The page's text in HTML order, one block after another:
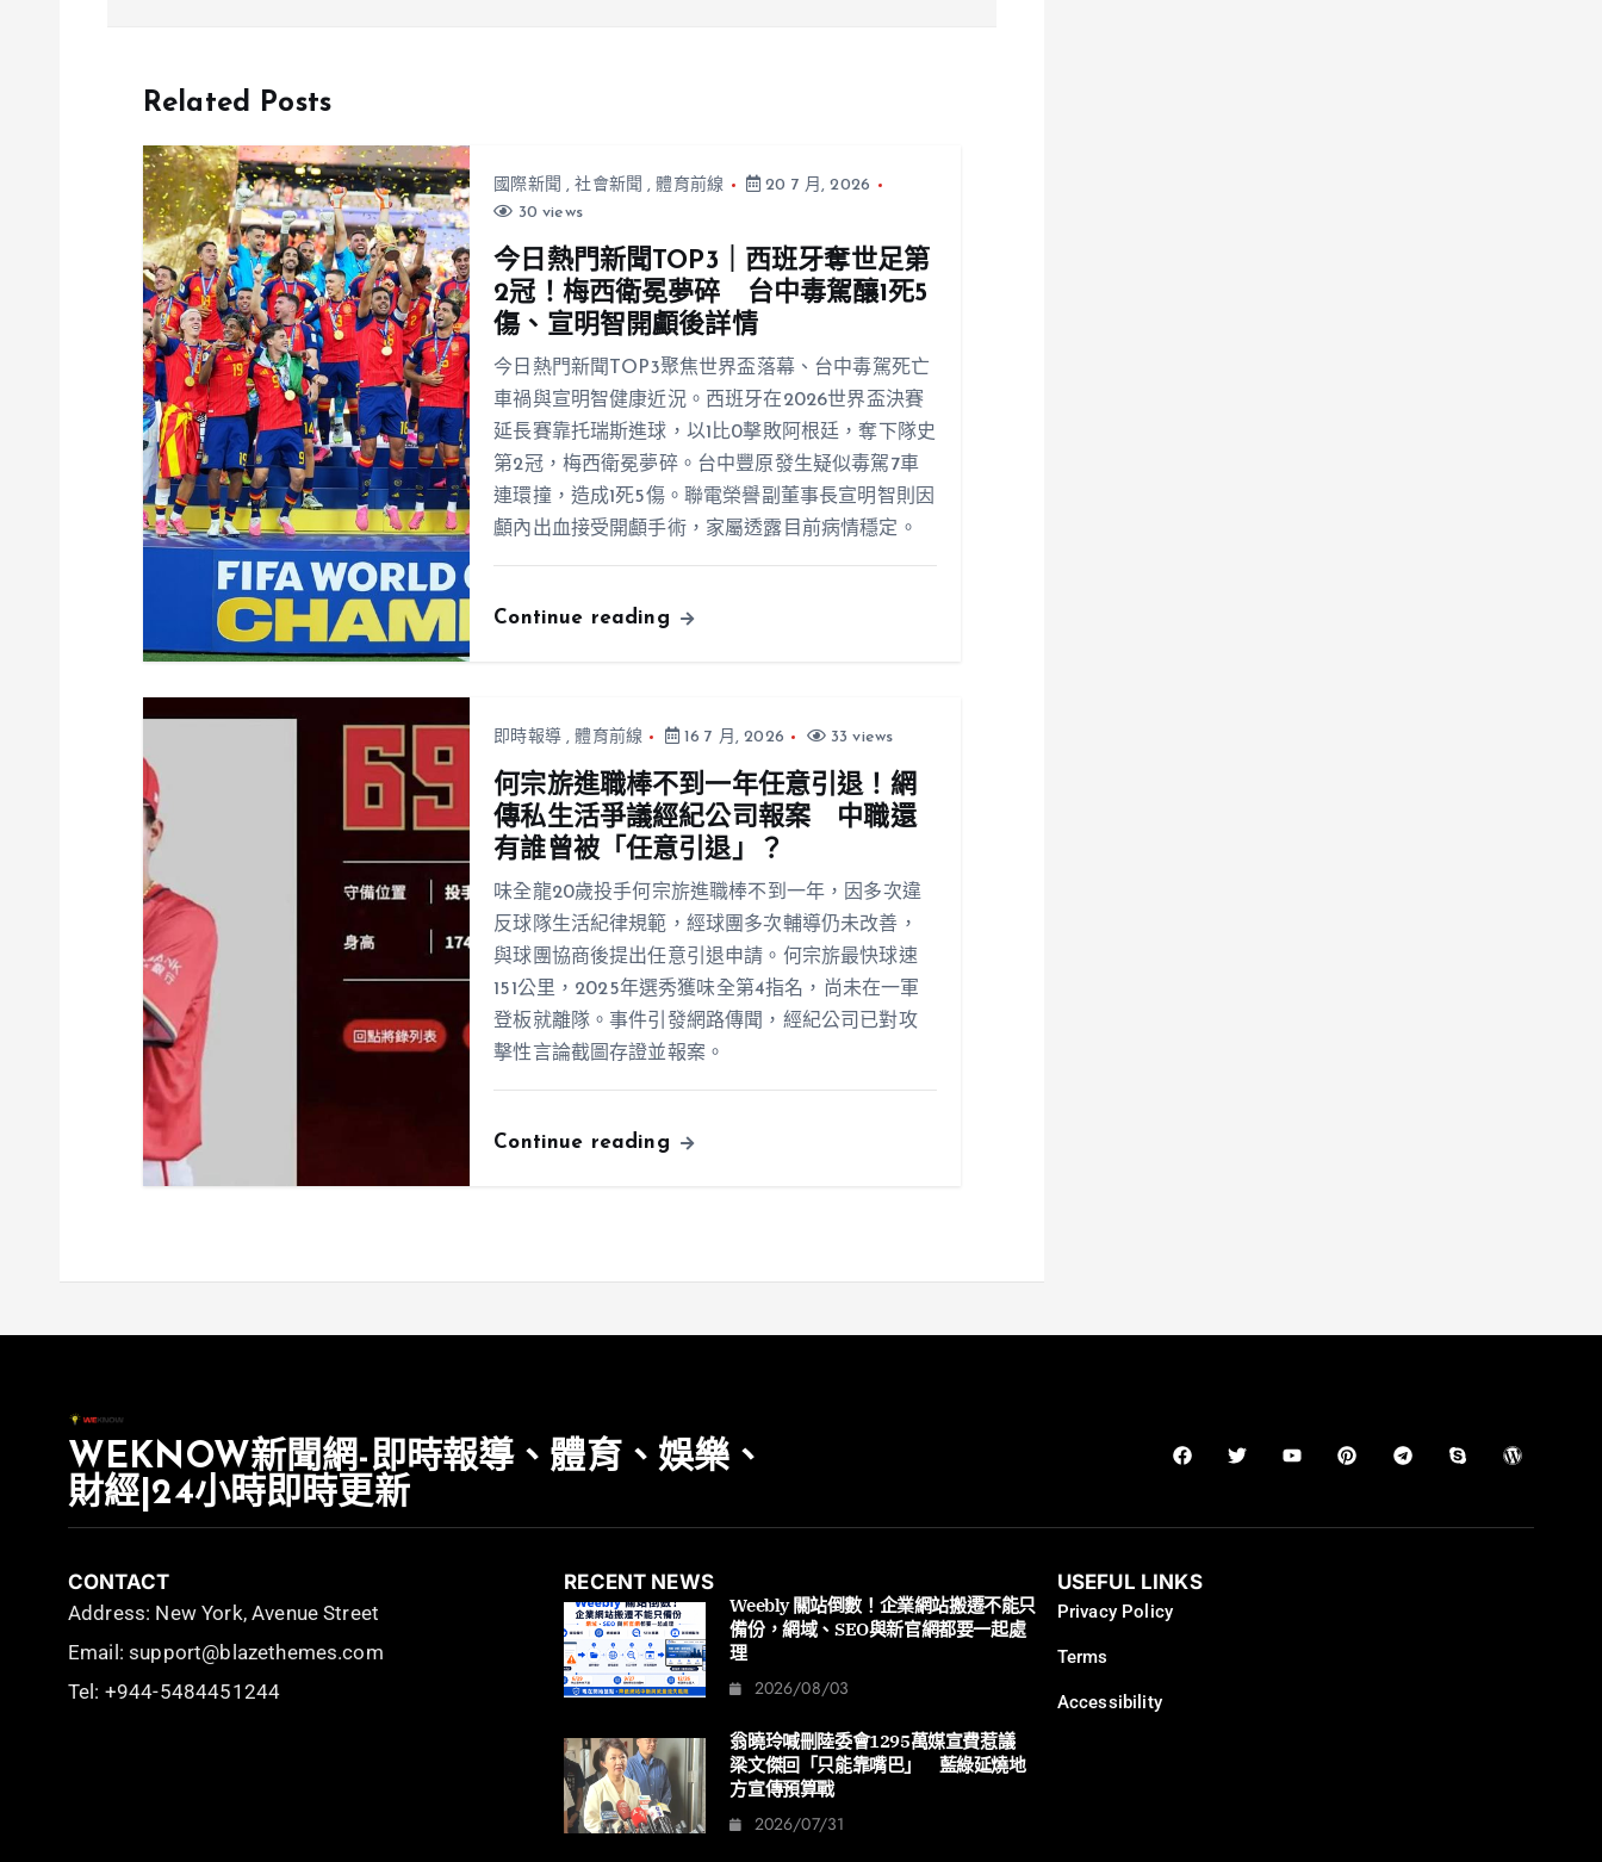
Related Posts
國際新聞 ,社會新聞 ,體育前線
20 7 月, 2026
30 views
今日熱門新聞TOP3｜西班牙奪世足第
2冠！梅西衛冕夢碎 台中毒駕釀1死5
傷、宣明智開顱後詳情
今日熱門新聞TOP3聚焦世界盃落幕、台中毒駕死亡
車禍與宣明智健康近況。西班牙在2026世界盃決賽
延長賽靠托瑞斯進球，以1比0擊敗阿根廷，奪下隊史
第2冠，梅西衛冕夢碎。台中豐原發生疑似毒駕7車
連環撞，造成1死5傷。聯電榮譽副董事長宣明智則因
顱內出血接受開顱手術，家屬透露目前病情穩定。
Continue reading
即時報導,體育前線 16 7 月, 2026 33 views
何宗旂進職棒不到一年任意引退！網
傳私生活爭議經紀公司報案 中職還
有誰曾被「任意引退」？
味全龍20歲投手何宗旂進職棒不到一年，因多次違
反球隊生活紀律規範，經球團多次輔導仍未改善，
與球團協商後提出任意引退申請。何宗旂最快球速
151公里，2025年選秀獲味全第4指名，尚未在一軍
登板就離隊。事件引發網路傳聞，經紀公司已對攻
擊性言論截圖存證並報案。
Continue reading
WEKNOW新聞網-即時報導、體育、娛樂、
財經|24小時即時更新
CONTACT
Address: New York, Avenue Street
Email: support@blazethemes.com
Tel: +944-5484451244
RECENT NEWS
Weebly 關站倒數！企業網站搬遷不能只
備份，網域、SEO與新官網都要一起處
理
2026/08/03
翁曉玲喊刪陸委會1295萬媒宣費惹議
梁文傑回「只能靠嘴巴」 藍綠延燒地
方宣傳預算戰
2026/07/31
USEFUL LINKS
Privacy Policy
Terms
Accessibility